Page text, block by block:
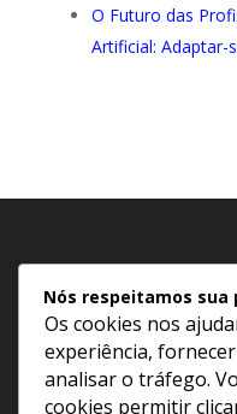
O Futuro das
Artificial: Adaptar-
Política de Privacidade
Termos e Condições
Política de Cookies
Nós respeitamos sua
Os cookies nos
experiência,
analisar o tráfego.
cookies permitir